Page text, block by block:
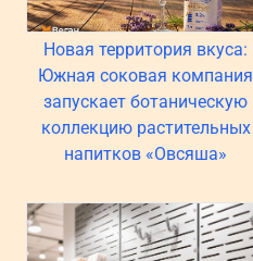
Новая территория вкуса:
Южная соковая компания
запускает ботаническую
коллекцию растительных
напитков «Овсяша»